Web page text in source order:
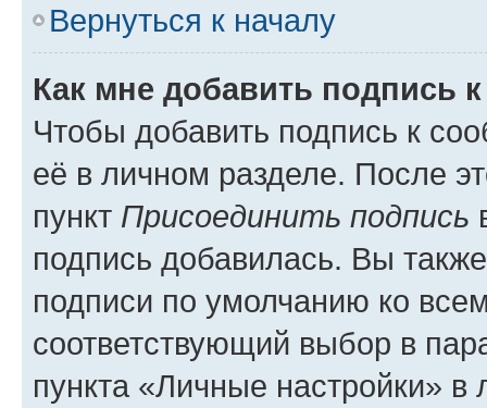
Вернуться к началу
Как мне добавить подпись
Чтобы добавить подпись к
её в личном разделе. После
пункт Присоединить подпись
подпись добавилась. Вы
подписи по умолчанию ко
соответствующий выбор в
пункта «Личные настройки»